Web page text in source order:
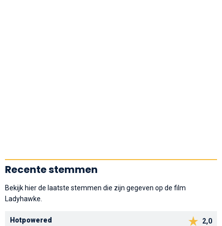
Recente stemmen
Bekijk hier de laatste stemmen die zijn gegeven op de film
Ladyhawke.
2,0
Hotpowered